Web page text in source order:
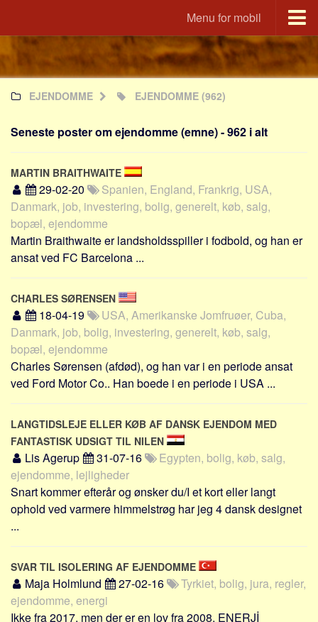
Menu for mobil
Portal
Udvandrerne.dk
Utvandrerne.no
Tyskland.dk
Rusland.dk
JLKM.dk
Lande
Tyrkiet
Spanien
Frankrig
Sverige
Norge
Thailand
Italien
USA
Alle
Nøgleord
Bolig
Job
Virksomhed
Investering
Pension og opsparing
Forbrug
EJENDOMME EJENDOMME (962)
Seneste poster om ejendomme (emne) - 962 i alt
MARTIN BRAITHWAITE
29-02-20
Spanien, England, Frankrig, USA,
Danmark, job, investering, bolig, generelt, køb, salg,
bopæl, ejendomme
Martin Braithwaite er landsholdsspiller i fodbold, og han er
ansat ved FC Barcelona ...
CHARLES SØRENSEN
18-04-19
USA, Amerikanske Jomfruøer, Cuba,
Danmark, job, bolig, investering, generelt, køb, salg,
bopæl, ejendomme
Charles Sørensen (afdød), og han var i en periode ansat
ved Ford Motor Co.. Han boede i en periode i USA ...
LANGTIDSLEJE ELLER KØB AF DANSK EJENDOM MED
FANTASTISK UDSIGT TIL NILEN
Lis Agerup 31-07-16
Egypten, bolig, køb, salg,
ejendomme, lejligheder
Snart kommer efterår og ønsker du/I et kort eller langt
ophold ved varmere himmelstrøg har jeg 4 dansk designet
...
SVAR TIL ISOLERING AF EJENDOMME
Maja Holmlund 27-02-16
Tyrkiet, bolig, jura, regler,
ejendomme, energi
Ikke fra 2017, men der er en lov fra 2008, ENERJİ